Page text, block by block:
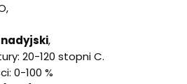
,
20-120 stopni C.
0-100 %